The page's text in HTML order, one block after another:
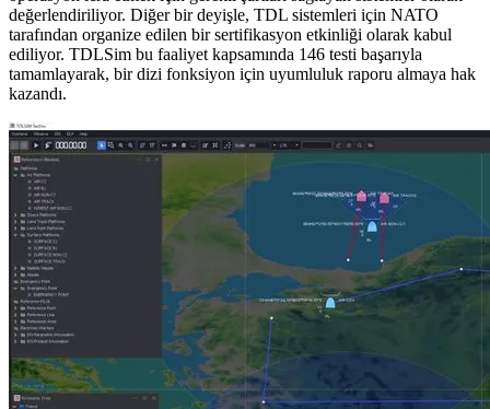
değerlendiriliyor. Diğer bir deyişle, TDL sistemleri için NATO
tarafından organize edilen bir sertifikasyon etkinliği olarak kabul
ediliyor. TDLSim bu faaliyet kapsamında 146 testi başarıyla
tamamlayarak, bir dizi fonksiyon için uyumluluk raporu almaya hak
kazandı.